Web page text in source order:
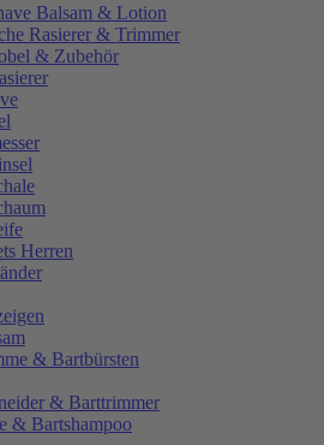
Balsam & Lotion
Rasierer & Trimmer
& Zubehör
Herren
& Bartbürsten
& Barttrimmer
& Bartshampoo